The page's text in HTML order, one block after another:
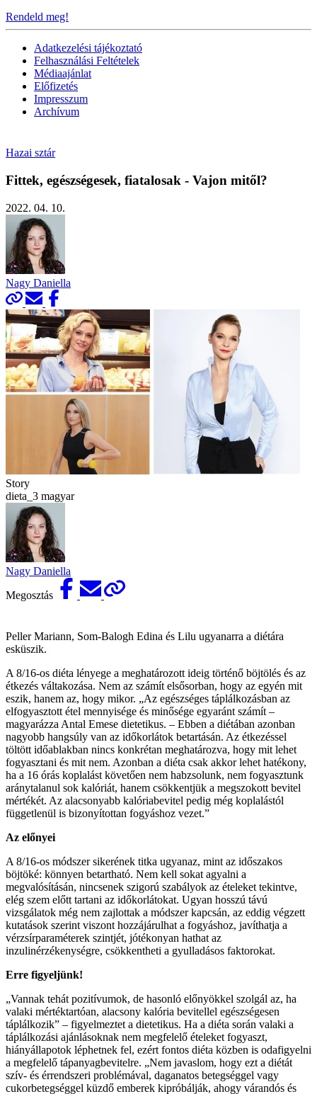
Rendeld meg!
Adatkezelési tájékoztató
Felhasználási Feltételek
Médiaajánlat
Előfizetés
Impresszum
Archívum
Hazai sztár
Fittek, egészségesek, fiatalosak - Vajon mitől?
2022. 04. 10.
Nagy Daniella
Story
dieta_3 magyar
Nagy Daniella
Megosztás
Peller Mariann, Som-Balogh Edina és Lilu ugyanarra a diétára
esküszik.
A 8/16-os diéta lényege a meghatározott ideig történő böjtölés és az
étkezés váltakozása. Nem az számít elsősorban, hogy az egyén mit
eszik, hanem az, hogy mikor. „Az egészséges táplálkozásban az
elfogyasztott étel mennyisége és minősége egyaránt számít –
magyarázza Antal Emese dietetikus. – Ebben a diétában azonban
nagyobb hangsúly van az időkorlátok betartásán. Az étkezéssel
töltött időablakban nincs konkrétan meghatározva, hogy mit lehet
fogyasztani és mit nem. Azonban a diéta csak akkor lehet hatékony,
ha a 16 órás koplalást követően nem habzsolunk, nem fogyasztunk
aránytalanul sok kalóriát, hanem csökkentjük a megszokott bevitel
mértékét. Az alacsonyabb kalóriabevitel pedig még koplalástól
függetlenül is bizonyítottan fogyáshoz vezet.”
Az előnyei
A 8/16-os módszer sikerének titka ugyanaz, mint az időszakos
böjtöké: könnyen betartható. Nem kell sokat agyalni a
megvalósításán, nincsenek szigorú szabályok az ételeket tekintve,
elég szem előtt tartani az időkorlátokat. Ugyan hosszú távú
vizsgálatok még nem zajlottak a módszer kapcsán, az eddig végzett
kutatások szerint viszont hozzájárulhat a fogyáshoz, javíthatja a
vérzsírparaméterek szintjét, jótékonyan hathat az
inzulinérzékenységre, csökkentheti a gyulladásos faktorokat.
Erre figyeljünk!
„Vannak tehát pozitívumok, de hasonló előnyökkel szolgál az, ha
valaki mértéktartóan, alacsony kalória bevitellel egészségesen
táplálkozik” – figyelmeztet a dietetikus. Ha a diéta során valaki a
táplálkozási ajánlásoknak nem megfelelő ételeket fogyaszt,
hiányállapotok léphetnek fel, ezért fontos diéta közben is odafigyelni
a megfelelő tápanyagbevitelre. „Nem javaslom, hogy ezt a diétát
szív- és érrendszeri problémával, daganatos betegséggel vagy
cukorbetegséggel küzdő emberek kipróbálják, ahogy várandós és